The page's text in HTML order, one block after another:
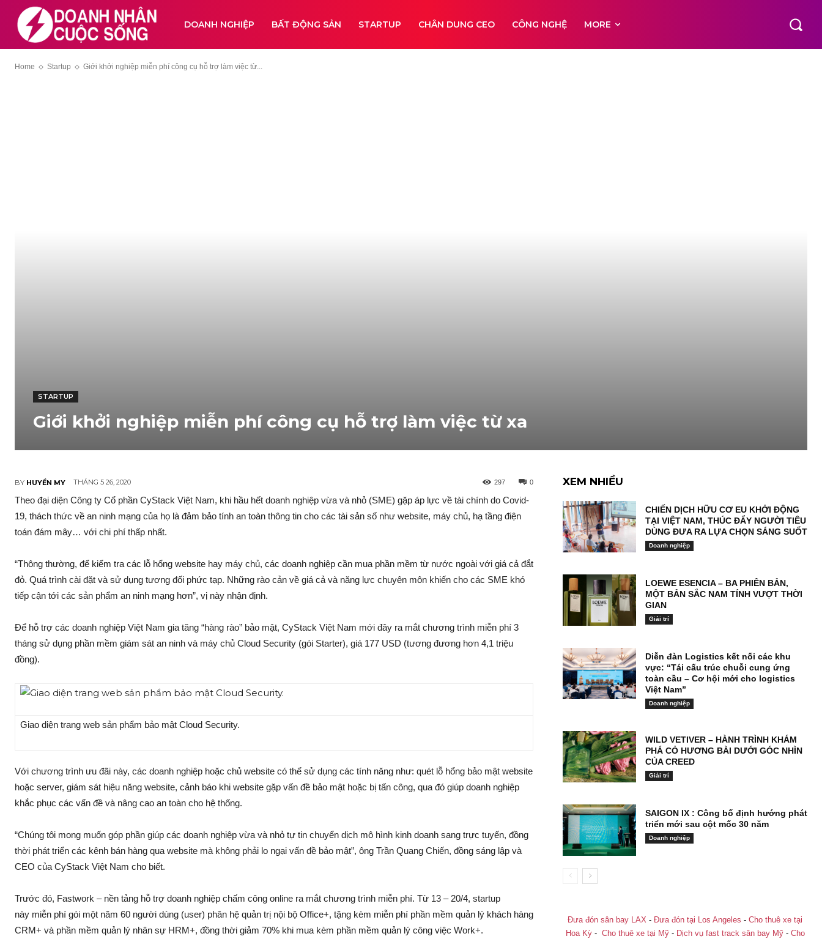
DOANH NGHIỆP BẤT ĐỘNG SẢN STARTUP CHÂN DUNG CEO CÔNG NGHỆ MORE
Home Startup Giới khởi nghiệp miễn phí công cụ hỗ trợ làm việc từ...
STARTUP
Giới khởi nghiệp miễn phí công cụ hỗ trợ làm việc từ xa
BY HUYỀN MY THÁNG 5 26, 2020 0
297
Theo đại diện Công ty Cổ phần CyStack Việt Nam, khi hầu hết doanh nghiệp vừa và nhỏ (SME) gặp áp lực về tài chính do Covid-
19, thách thức về an ninh mạng của họ là đảm bảo tính an toàn thông tin cho các tài sản số như website, máy chủ, hạ tầng điện
toán đám mây… với chi phí thấp nhất.
“Thông thường, để kiểm tra các lỗ hổng website hay máy chủ, các doanh nghiệp cần mua phần mềm từ nước ngoài với giá cả đắt
đỏ. Quá trình cài đặt và sử dụng tương đối phức tạp. Những rào cản về giá cả và năng lực chuyên môn khiến cho các SME khó
tiếp cận tới các sản phẩm an ninh mạng hơn”, vị này nhận định.
Để hỗ trợ các doanh nghiệp Việt Nam gia tăng “hàng rào” bảo mật, CyStack Việt Nam mới đây ra mắt chương trình miễn phí 3
tháng sử dụng phần mềm giám sát an ninh và máy chủ Cloud Security (gói Starter), giá 177 USD (tương đương hơn 4,1 triệu
đồng).
Giao diện trang web sản phẩm bảo mật Cloud Security.
Với chương trình ưu đãi này, các doanh nghiệp hoặc chủ website có thể sử dụng các tính năng như: quét lỗ hổng bảo mật website
hoặc server, giám sát hiệu năng website, cảnh báo khi website gặp vấn đề bảo mật hoặc bị tấn công, qua đó giúp doanh nghiệp
khắc phục các vấn đề và nâng cao an toàn cho hệ thống.
“Chúng tôi mong muốn góp phần giúp các doanh nghiệp vừa và nhỏ tự tin chuyển dịch mô hình kinh doanh sang trực tuyến, đồng
thời phát triển các kênh bán hàng qua website mà không phải lo ngại vấn đề bảo mật”, ông Trần Quang Chiến, đồng sáng lập và
CEO của CyStack Việt Nam cho biết.
Trước đó, Fastwork – nền tảng hỗ trợ doanh nghiệp chấm công online ra mắt chương trình miễn phí. Từ 13 – 20/4, startup
này miễn phí gói một năm 60 người dùng (user) phân hệ quản trị nội bộ Office+, tặng kèm miễn phí phần mềm quản lý khách hàng
CRM+ và phần mềm quản lý nhân sự HRM+, đồng thời giảm 70% khi mua kèm phần mềm quản lý công việc Work+.
XEM NHIỀU
CHIẾN DỊCH HỮU CƠ EU KHỞI ĐỘNG
TẠI VIỆT NAM, THÚC ĐẨY NGƯỜI TIÊU
DÙNG ĐƯA RA LỰA CHỌN SÁNG SUỐT
Doanh nghiệp
LOEWE ESENCIA – BA PHIÊN BẢN,
MỘT BẢN SẮC NAM TÍNH VƯỢT THỜI
GIAN
Giải trí
Diễn đàn Logistics kết nối các khu
vực: “Tái cấu trúc chuỗi cung ứng
toàn cầu – Cơ hội mới cho logistics
Việt Nam”
Doanh nghiệp
WILD VETIVER – HÀNH TRÌNH KHÁM
PHÁ CỎ HƯƠNG BÀI DƯỚI GÓC NHÌN
CỦA CREED
Giải trí
SAIGON IX : Công bố định hướng phát
triển mới sau cột mốc 30 năm
Doanh nghiệp
Đưa đón sân bay LAX - Đưa đón tại Los Angeles - Cho thuê xe tại
Hoa Kỳ- Cho thuê xe tại Mỹ- Dịch vụ fast track sân bay Mỹ- Cho